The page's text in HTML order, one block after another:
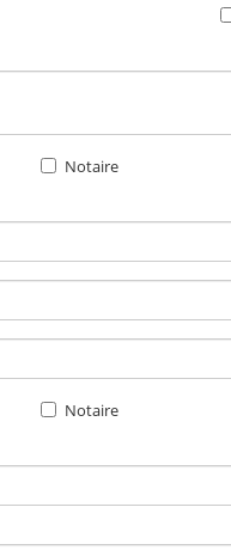
Notaire
Notaire